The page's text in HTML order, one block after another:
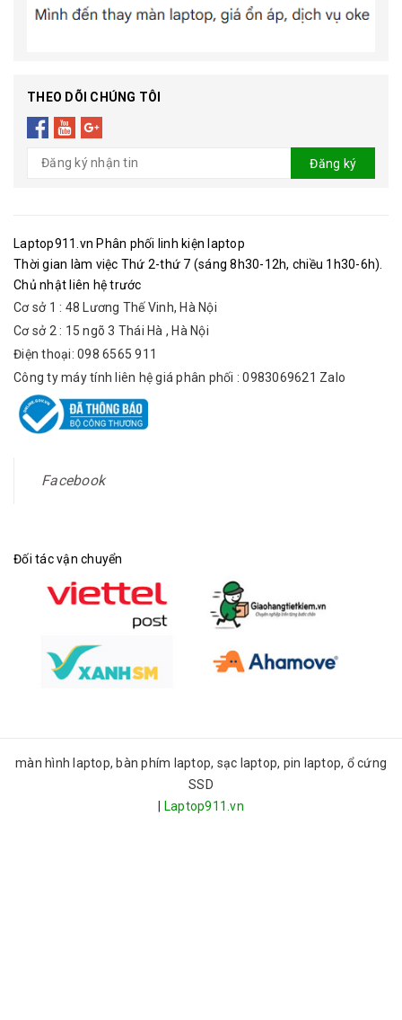
THEO DÕI CHÚNG TÔI
Đăng ký
Laptop911.vn Phân phối linh kiện laptop
Thời gian làm việc Thứ 2-thứ 7 (sáng 8h30-12h, chiều 1h30-6h).
Chủ nhật liên hệ trước
Cơ sở 1 : 48 Lương Thế Vinh, Hà Nội
Cơ sở 2 : 15 ngõ 3 Thái Hà , Hà Nội
Điện thoại: 098 6565 911
Công ty máy tính liên hệ giá phân phối : 0983069621 Zalo
Facebook
Đối tác vận chuyển
màn hình laptop, bàn phím laptop, sạc laptop, pin laptop, ổ cứng
SSD
Laptop911.vn